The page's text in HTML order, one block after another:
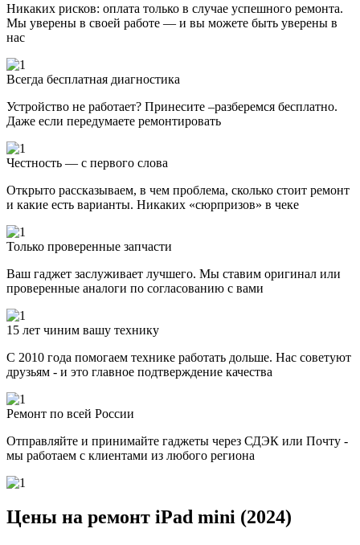
Никаких рисков: оплата только в случае успешного ремонта.
Мы уверены в своей работе — и вы можете быть уверены в
нас
Всегда бесплатная диагностика
Устройство не работает? Принесите –разберемся бесплатно.
Даже если передумаете ремонтировать
Честность — с первого слова
Открыто рассказываем, в чем проблема, сколько стоит ремонт
и какие есть варианты. Никаких «сюрпризов» в чеке
Только проверенные запчасти
Ваш гаджет заслуживает лучшего. Мы ставим оригинал или
проверенные аналоги по согласованию с вами
15 лет чиним вашу технику
С 2010 года помогаем технике работать дольше. Нас советуют
друзьям - и это главное подтверждение качества
Ремонт по всей России
Отправляйте и принимайте гаджеты через СДЭК или Почту -
мы работаем с клиентами из любого региона
Цены на ремонт iPad mini (2024)